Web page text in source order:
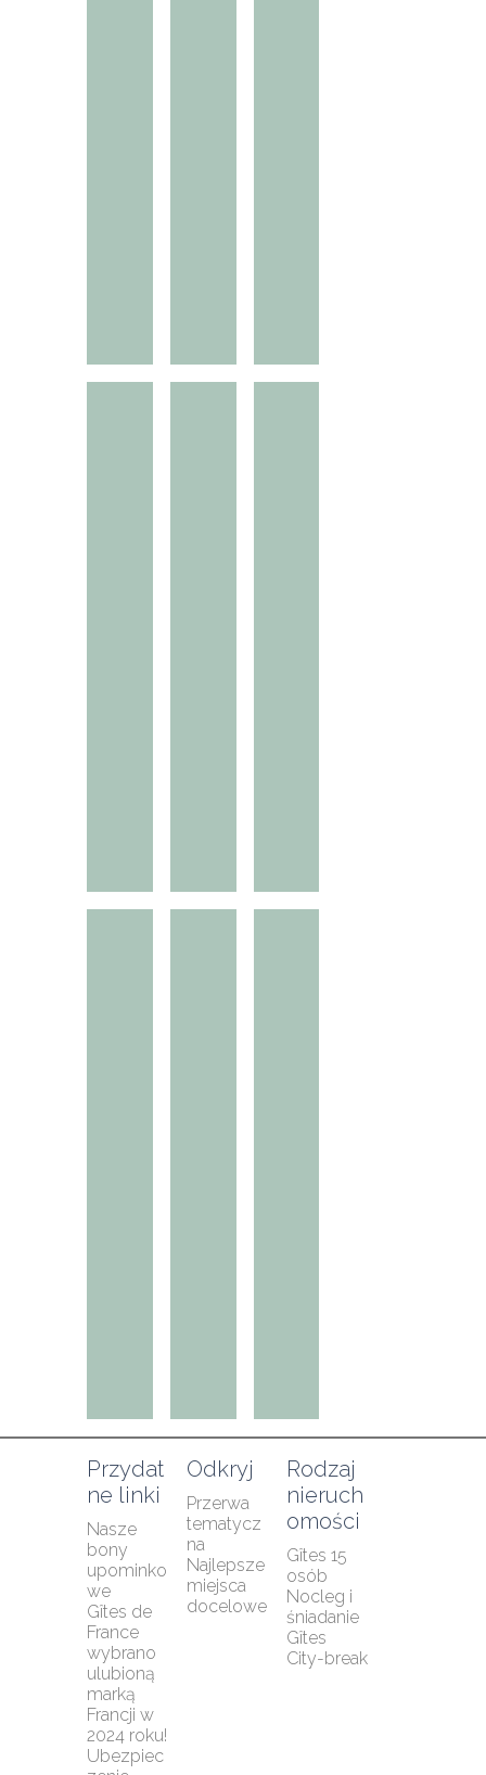
Przydat
ne linki
Nasze
bony
upominko
we
Gîtes de
France
wybrano
ulubioną
marką
Francji w
2024 roku!
Ubezpiec
Odkryj
Przerwa
tematycz
na
Najlepsze
miejsca
docelowe
Rodzaj
nieruch
omości
Gîtes 15
osób
Nocleg i
śniadanie
Gîtes
City-break